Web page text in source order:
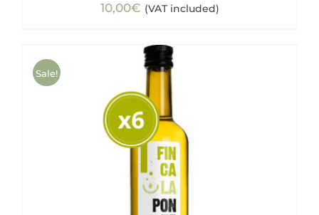
10,00€ (VAT included)
Sale!